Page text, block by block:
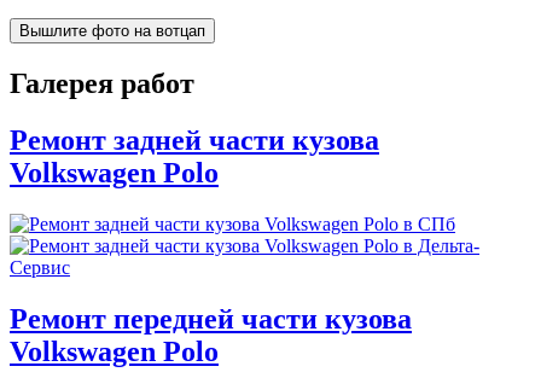
Вышлите фото на вотцап
Галерея работ
Ремонт задней части кузова
Volkswagen Polo
Ремонт передней части кузова
Volkswagen Polo